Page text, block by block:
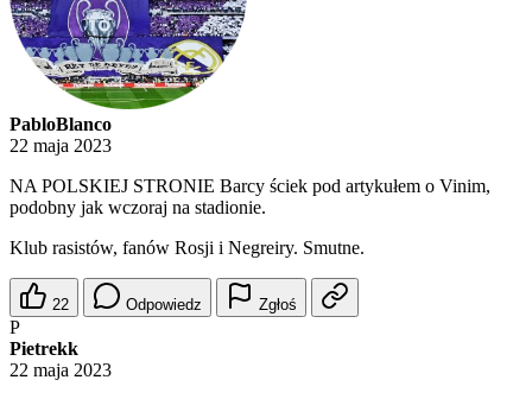
PabloBlanco
22 maja 2023
NA POLSKIEJ STRONIE Barcy ściek pod artykułem o Vinim,
podobny jak wczoraj na stadionie.
Klub rasistów, fanów Rosji i Negreiry. Smutne.
22 Odpowiedz Zgłoś
P
Pietrekk
22 maja 2023